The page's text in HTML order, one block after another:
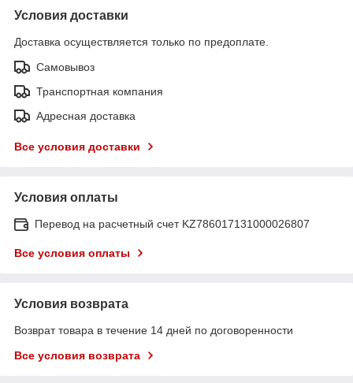
Условия доставки
Доставка осуществляется только по предоплате.
Самовывоз
Транспортная компания
Адресная доставка
Все условия доставки
Условия оплаты
Перевод на расчетный счет KZ786017131000026807
Все условия оплаты
Условия возврата
Возврат товара в течение 14 дней по договоренности
Все условия возврата